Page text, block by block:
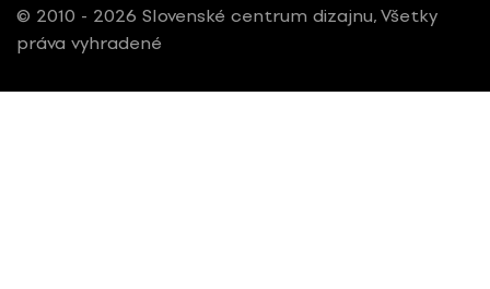
© 2010 - 2026 Slovenské centrum dizajnu, Všetky
práva vyhradené